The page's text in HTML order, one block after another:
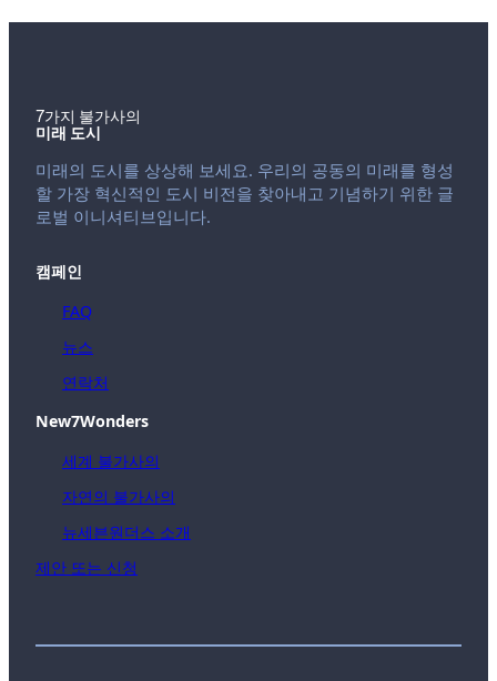
7가지 불가사의
미래 도시
미래의 도시를 상상해 보세요. 우리의 공동의 미래를 형성
할 가장 혁신적인 도시 비전을 찾아내고 기념하기 위한 글
로벌 이니셔티브입니다.
캠페인
FAQ
뉴스
연락처
New7Wonders
세계 불가사의
자연의 불가사의
뉴세븐원더스 소개
제안 또는 신청